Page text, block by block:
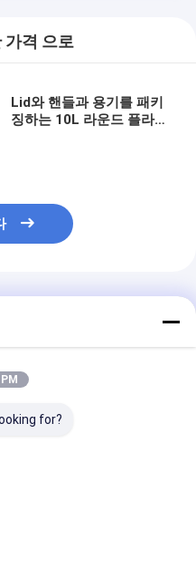
가격 으로
Lid와 핸들과 용기를 패키
징하는 10L 라운드 플라스
for?